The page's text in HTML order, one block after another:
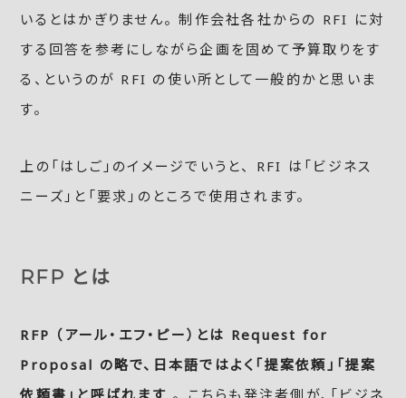
いるとはかぎりません。 制作会社各社からの RFI に対
する回答を参考にしながら企画を固めて予算取りをす
る、というのが RFI の使い所として一般的かと思いま
す。
上の「はしご」のイメージでいうと、 RFI は「ビジネス
ニーズ」と「要求」のところで使用されます。
RFP とは
RFP （アール・エフ・ピー）とは Request for
Proposal の略で、日本語ではよく「提案依頼」「提案
依頼書」と呼ばれます 。 こちらも発注者側が、「ビジネ